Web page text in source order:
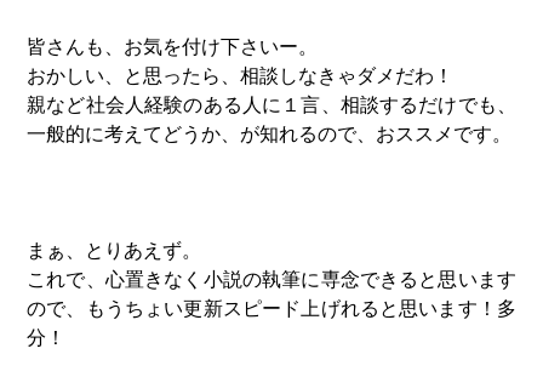
皆さんも、お気を付け下さいー。
おかしい、と思ったら、相談しなきゃダメだわ！
親など社会人経験のある人に１言、相談するだけでも、
一般的に考えてどうか、が知れるので、おススメです。
まぁ、とりあえず。
これで、心置きなく小説の執筆に専念できると思います
ので、もうちょい更新スピード上げれると思います！多
分！